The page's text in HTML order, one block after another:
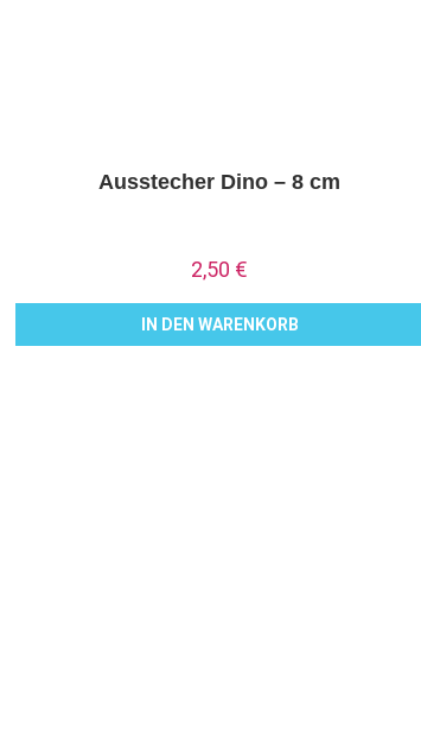
Ausstecher Dino – 8 cm
2,50 €
IN DEN WARENKORB